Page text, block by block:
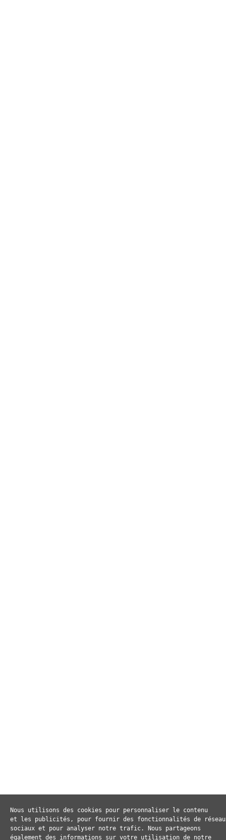
Nous utilisons des cookies pour personnaliser le contenu
et les publicités, pour fournir des fonctionnalités de
sociaux et pour analyser notre trafic. Nous partageons
également des informations sur votre utilisation de notre